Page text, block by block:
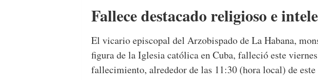
Fallece destacado religioso e
El vicario episcopal del Arzobispado de La Habana,
figura de la Iglesia católica en Cuba, falleció este
fallecimiento, alrededor de las 11:30 (hora local) de este